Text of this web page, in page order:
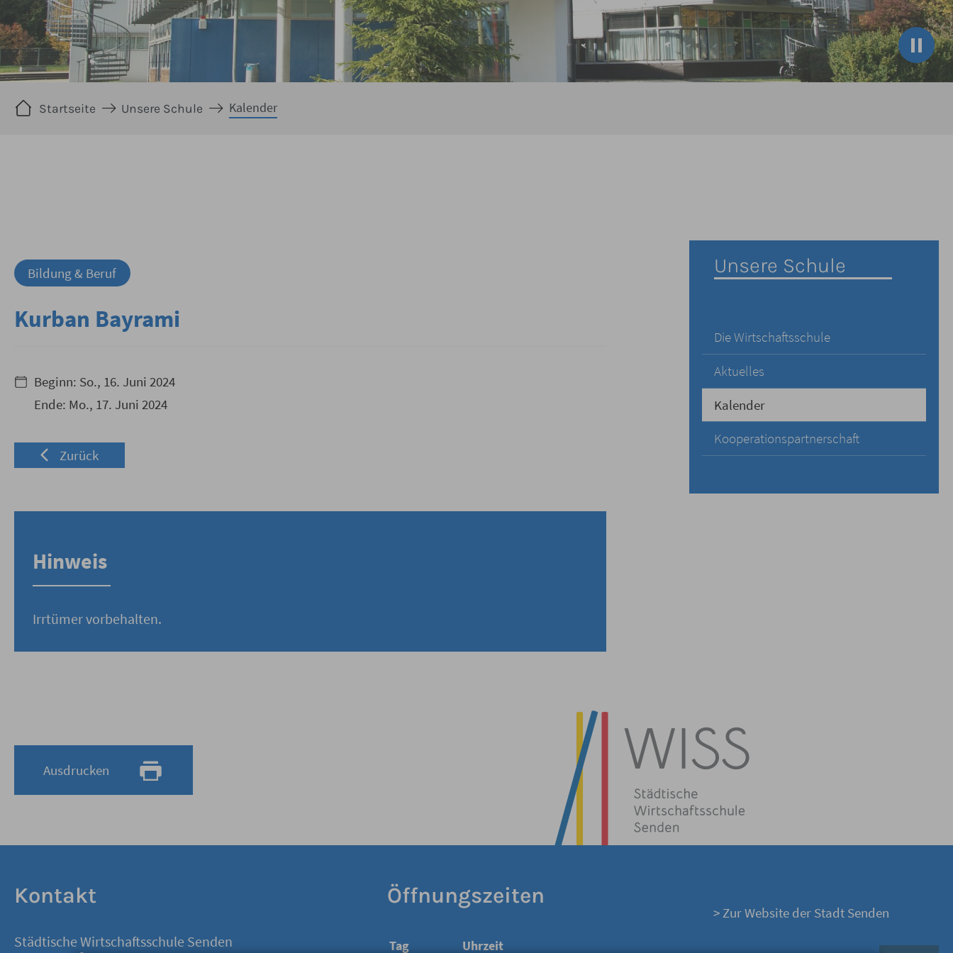
Startseite Unsere Schule Kalender
Kurban Bayrami
Beginn: So., 16. Juni 2024
Ende: Mo., 17. Juni 2024
Zurück
Hinweis
Irrtümer vorbehalten.
Unsere Schule
Die Wirtschaftsschule
Aktuelles
Kalender
Kooperationspartnerschaft
Ausdrucken
Kontakt
Städtische Wirtschaftsschule Senden
Öffnungszeiten
Tag Uhrzeit
> Zur Website der Stadt Senden